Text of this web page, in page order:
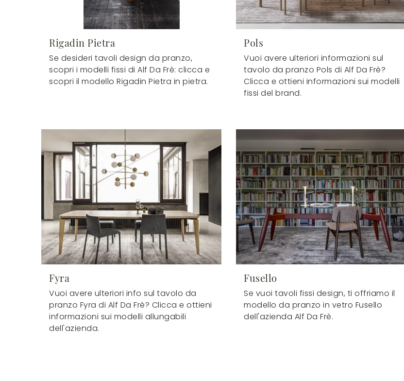
Rigadin Pietra
Se desideri tavoli design da pranzo,
scopri i modelli fissi di Alf Da Frè: clicca e
scopri il modello Rigadin Pietra in pietra.
Pols
Vuoi avere ulteriori informazioni sul
tavolo da pranzo Pols di Alf Da Frè?
Clicca e ottieni informazioni sui modelli
fissi del brand.
Fyra
Vuoi avere ulteriori info sul tavolo da
pranzo Fyra di Alf Da Frè? Clicca e ottieni
informazioni sui modelli allungabili
dell'azienda.
Fusello
Se vuoi tavoli fissi design, ti offriamo il
modello da pranzo in vetro Fusello
dell'azienda Alf Da Frè.